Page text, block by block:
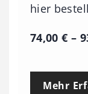
hier
74,00€ –
Mehr